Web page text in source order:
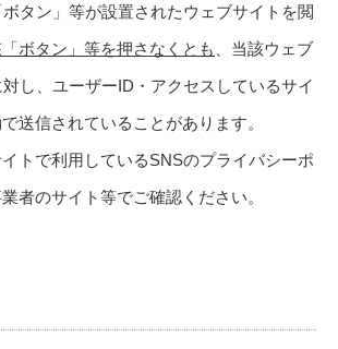
タン」等が設置されたウェブサイトを閲
ボタン」等を押さなくとも
、当該ウェブ
し、ユーザーID・アクセスしているサイ
送信されていることがあります。
トで利用しているSNSのプライバシーポ
者のサイト等でご確認ください。